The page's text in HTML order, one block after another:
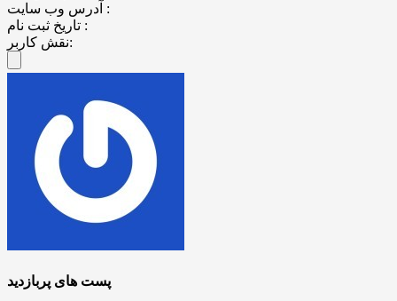
آدرس وب سایت :
تاریخ ثبت نام :
نقش کاربر:
پست های پربازدید